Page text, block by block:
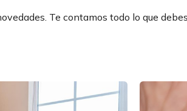
Te contamos todo lo que